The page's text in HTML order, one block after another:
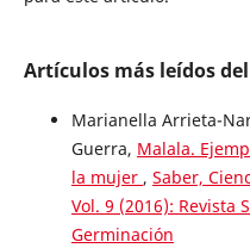
Artículos más leídos
Marianella Arrieta-
Guerra, Malala.
la mujer , Saber,
Vol. 9 (2016): Revista
Germinación